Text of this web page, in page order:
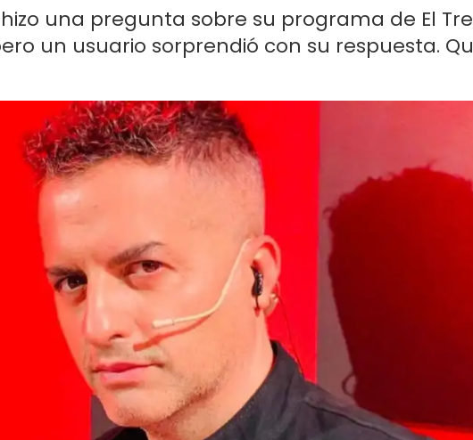
una pregunta sobre su programa de El
un usuario sorprendió con su respuesta.